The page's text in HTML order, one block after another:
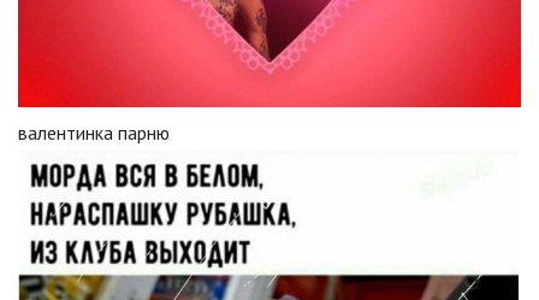
валентинка парню